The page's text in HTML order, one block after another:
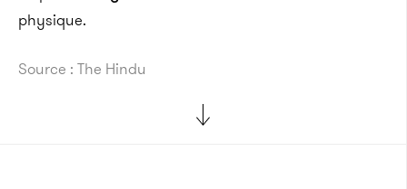
physique.
Source : The Hindu